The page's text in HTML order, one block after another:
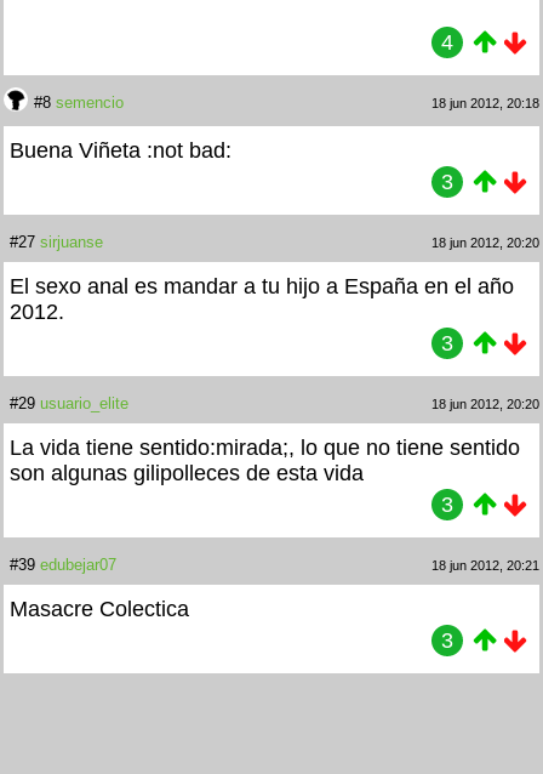
4
#8 semencio 18 jun 2012, 20:18
Buena Viñeta :not bad:
3
#27 sirjuanse 18 jun 2012, 20:20
El sexo anal es mandar a tu hijo a España en el año
2012.
3
#29 usuario_elite 18 jun 2012, 20:20
La vida tiene sentido:mirada;, lo que no tiene sentido
son algunas gilipolleces de esta vida
3
#39 edubejar07 18 jun 2012, 20:21
Masacre Colectica
3